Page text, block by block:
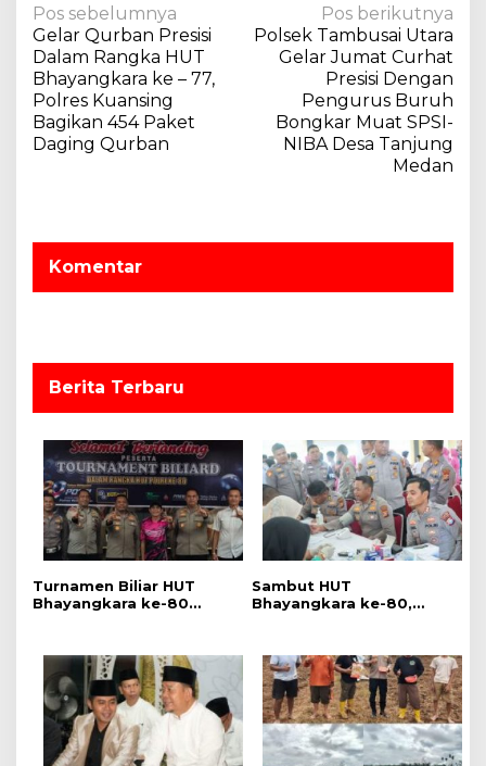
N
a
v
i
g
p
o
Pos sebelumnya
Gelar Qurban Presisi
Dalam Rangka HUT
Bhayangkara ke – 77,
Polres Kuansing
Bagikan 454 Paket
Daging Qurban
Pos berikutnya
Polsek Tambusai Utara
Gelar Jumat Curhat
Presisi Dengan
Pengurus Buruh
Bongkar Muat SPSI-
NIBA Desa Tanjung
Medan
Komentar
Berita Terbaru
Turnamen Biliar HUT
Bhayangkara ke-80
Generasi Muda Jauhi
Narkoba dan Judi Online
Sambut HUT
Bhayangkara ke-80,
Massal dan Pemeriksaan
Kesehatan Gratis